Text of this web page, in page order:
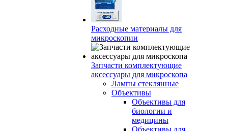
Расходные материалы для
микроскопии
Запчасти комплектующие
аксессуары для микроскопа
Лампы стеклянные
Объективы
Объективы для
биологии и
медицины
Объективы для